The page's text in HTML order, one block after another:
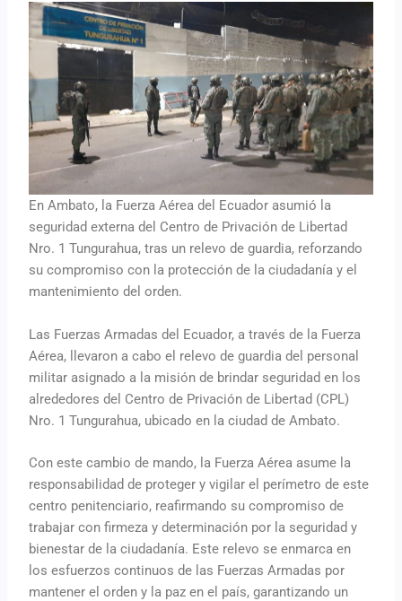
En Ambato, la Fuerza Aérea del Ecuador asumió la
seguridad externa del Centro de Privación de Libertad
Nro. 1 Tungurahua, tras un relevo de guardia, reforzando
su compromiso con la protección de la ciudadanía y el
mantenimiento del orden.
Las Fuerzas Armadas del Ecuador, a través de la Fuerza
Aérea, llevaron a cabo el relevo de guardia del personal
militar asignado a la misión de brindar seguridad en los
alrededores del Centro de Privación de Libertad (CPL)
Nro. 1 Tungurahua, ubicado en la ciudad de Ambato.
Con este cambio de mando, la Fuerza Aérea asume la
responsabilidad de proteger y vigilar el perímetro de este
centro penitenciario, reafirmando su compromiso de
trabajar con firmeza y determinación por la seguridad y
bienestar de la ciudadanía. Este relevo se enmarca en
los esfuerzos continuos de las Fuerzas Armadas por
mantener el orden y la paz en el país, garantizando un